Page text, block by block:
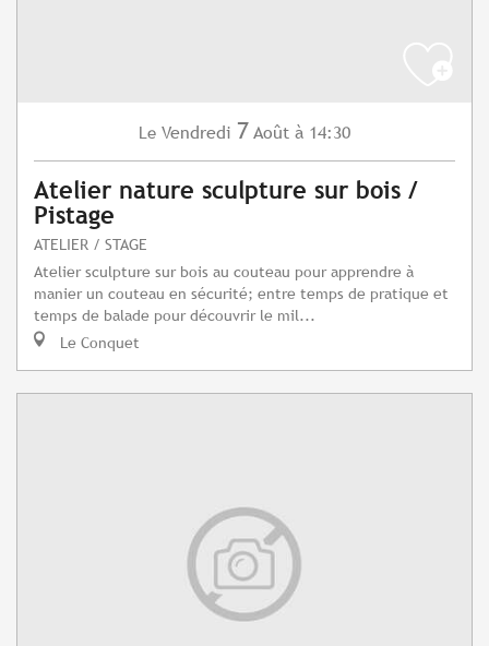
Le Vendredi 7 Août à 14:30
Atelier nature sculpture sur bois /
Pistage
ATELIER / STAGE
Atelier sculpture sur bois au couteau pour apprendre à
manier un couteau en sécurité; entre temps de pratique et
temps de balade pour découvrir le mil...
Le Conquet